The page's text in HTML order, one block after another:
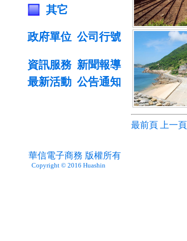
其它
政府單位 公司行號
資訊服務 新聞報導
最新活動 公告通知
最前頁 上一頁
華信電子商務 版權所有
Copyright © 2016 Huashin